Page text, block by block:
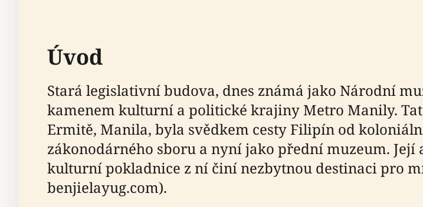
Úvod
Stará legislativní budova, dnes známá jako Národní
kamenem kulturní a politické krajiny Metro Manily.
Ermitě, Manila, byla svědkem cesty Filipín od
zákonodárného sboru a nyní jako přední muzeum.
kulturní pokladnice z ní činí nezbytnou destinaci pro
benjielayug.com).